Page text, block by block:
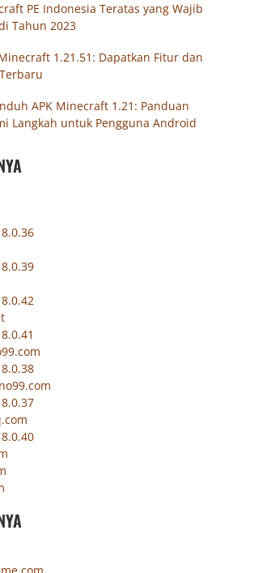
PE Indonesia Teratas yang Wajib
Tahun 2023
1.21.51: Dapatkan Fitur dan
APK Minecraft 1.21: Panduan
Langkah untuk Pengguna Android